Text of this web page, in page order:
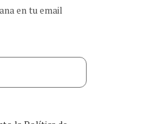
en tu email